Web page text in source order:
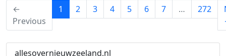
←
Previous
1 (current)
2 3 4 5 6 7 … 272
allesovernieuwzeeland.nl